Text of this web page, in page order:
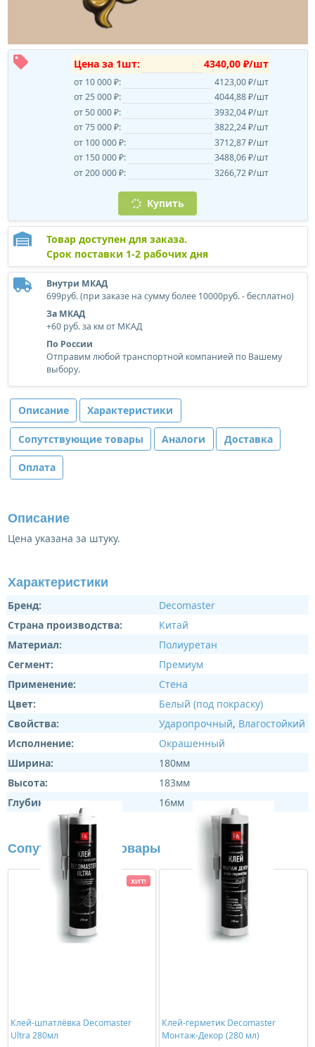
Цена за 1шт: 4340,00 ₽/шт
от 10 000 ₽:
4123,00 ₽/шт
от 25 000 ₽:
4044,88 ₽/шт
от 50 000 ₽:
3932,04 ₽/шт
от 75 000 ₽:
3822,24 ₽/шт
от 100 000 ₽:
3712,87 ₽/шт
от 150 000 ₽:
3488,06 ₽/шт
от 200 000 ₽:
3266,72 ₽/шт
Купить
Товар доступен для заказа.
Срок поставки 1-2 рабочих дня
Внутри МКАД
699руб. (при заказе на сумму более 10000руб. - бесплатно)
За МКАД
+60 руб. за км от МКАД
По России
Отправим любой транспортной компанией по Вашему
выбору.
Описание Характеристики
Сопутствующие товары Аналоги Доставка
Оплата
Описание
Цена указана за штуку.
Характеристики
Бренд:
Decomaster
Страна производства:
Китай
Материал:
Полиуретан
Сегмент:
Премиум
Применение:
Стена
Цвет:
Белый (под покраску)
Свойства:
Ударопрочный, Влагостойкий
Исполнение:
Окрашенный
Ширина:
180мм
Высота:
183мм
Глубина:
16мм
Сопутствующие товары
Клей-шпатлёвка Decomaster
Ultra 280мл
ХИТ!
Клей-герметик Decomaster
Монтаж-Декор (280 мл)